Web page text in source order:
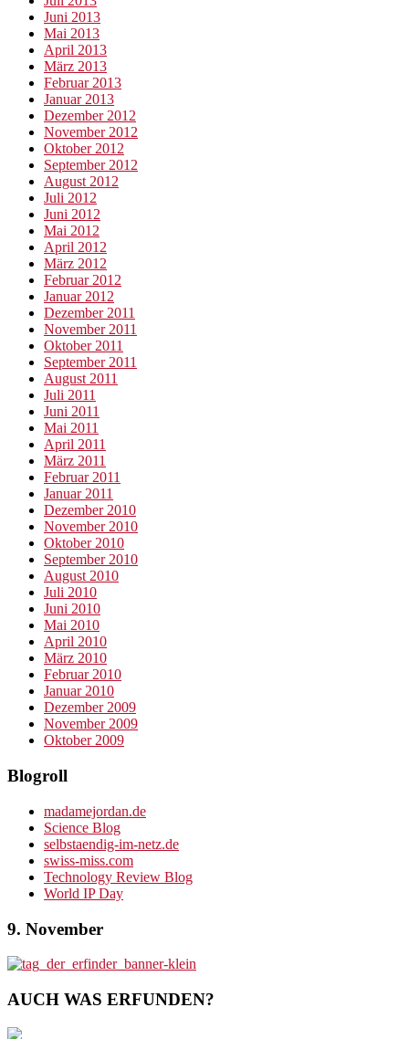
Juni 2013
Mai 2013
April 2013
März 2013
Februar 2013
Januar 2013
Dezember 2012
November 2012
Oktober 2012
September 2012
August 2012
Juli 2012
Juni 2012
Mai 2012
April 2012
März 2012
Februar 2012
Januar 2012
Dezember 2011
November 2011
Oktober 2011
September 2011
August 2011
Juli 2011
Juni 2011
Mai 2011
April 2011
März 2011
Februar 2011
Januar 2011
Dezember 2010
November 2010
Oktober 2010
September 2010
August 2010
Juli 2010
Juni 2010
Mai 2010
April 2010
März 2010
Februar 2010
Januar 2010
Dezember 2009
November 2009
Oktober 2009
Blogroll
madamejordan.de
Science Blog
selbstaendig-im-netz.de
swiss-miss.com
Technology Review Blog
World IP Day
9. November
AUCH WAS ERFUNDEN?